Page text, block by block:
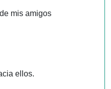
mis amigos
ellos.